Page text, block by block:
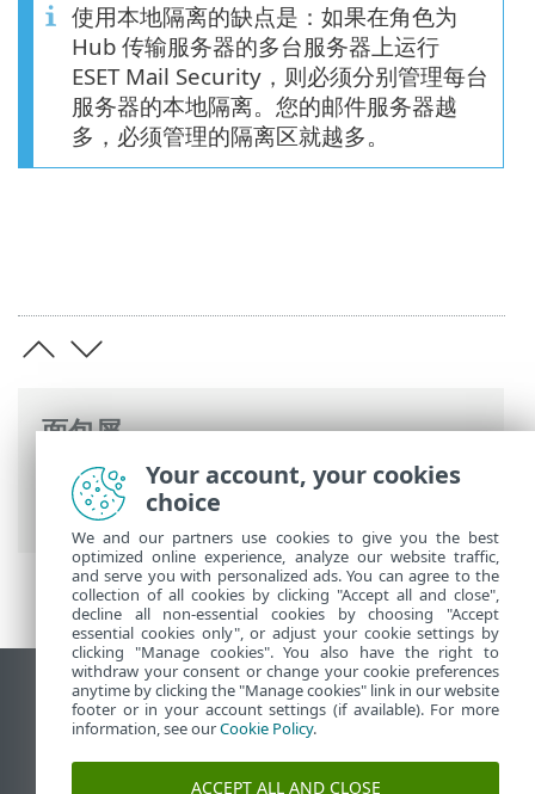
面包屑
ESET 联机帮助>ESET Mail Security>服务
器防护设置>邮件隔离类型
使用本地隔离的缺点是：如果在角色为
Hub 传输服务器的多台服务器上运行
ESET Mail Security，则必须分别管理每台
服务器的本地隔离。您的邮件服务器越
多，必须管理的隔离区就越多。
查看桌面站点
End of Life
ESET 知识库
Your account, your cookies
choice
We and our partners use cookies to give you the best
optimized online experience, analyze our website traffic,
and serve you with personalized ads. You can agree to the
collection of all cookies by clicking "Accept all and close",
decline all non-essential cookies by choosing "Accept
essential cookies only", or adjust your cookie settings by
clicking "Manage cookies". You also have the right to
withdraw your consent or change your cookie preferences
anytime by clicking the "Manage cookies" link in our website
footer or in your account settings (if available). For more
information, see ourCookie Policy.
ACCEPT ALL AND CLOSE